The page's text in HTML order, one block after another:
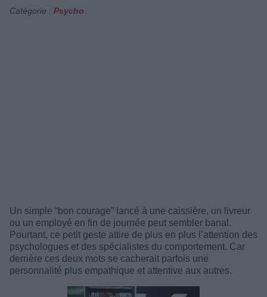
Catégorie : Psycho
Un simple “bon courage” lancé à une caissière, un livreur
ou un employé en fin de journée peut sembler banal.
Pourtant, ce petit geste attire de plus en plus l’attention des
psychologues et des spécialistes du comportement. Car
derrière ces deux mots se cacherait parfois une
personnalité plus empathique et attentive aux autres.